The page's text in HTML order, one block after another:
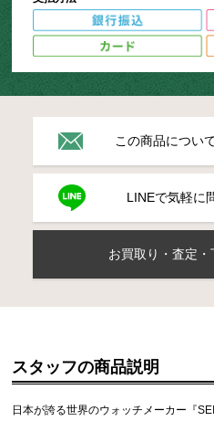
この商品につい
LINEで気軽に
お買取り・査定
スタッフの商品説明
日本が誇る世界のウォッチメーカー『